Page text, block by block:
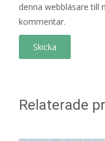
denna webbläsare till
kommentar.
Relaterade